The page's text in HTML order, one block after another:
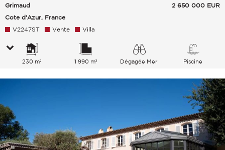
Grimaud
Cote d'Azur, France
2 650 000 EUR
V2247ST Vente Villa
230 m² 1 990 m² Dégagée Mer Piscine